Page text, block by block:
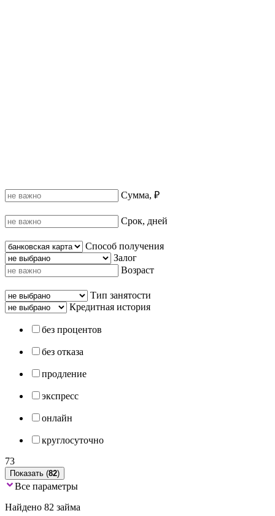
Сумма, ₽
Срок, дней
Способ получения
Залог
Возраст
Тип занятости
Кредитная история
без процентов
без отказа
продление
экспресс
онлайн
круглосуточно
73
Показать (82)
Все параметры
Найдено 82 займа